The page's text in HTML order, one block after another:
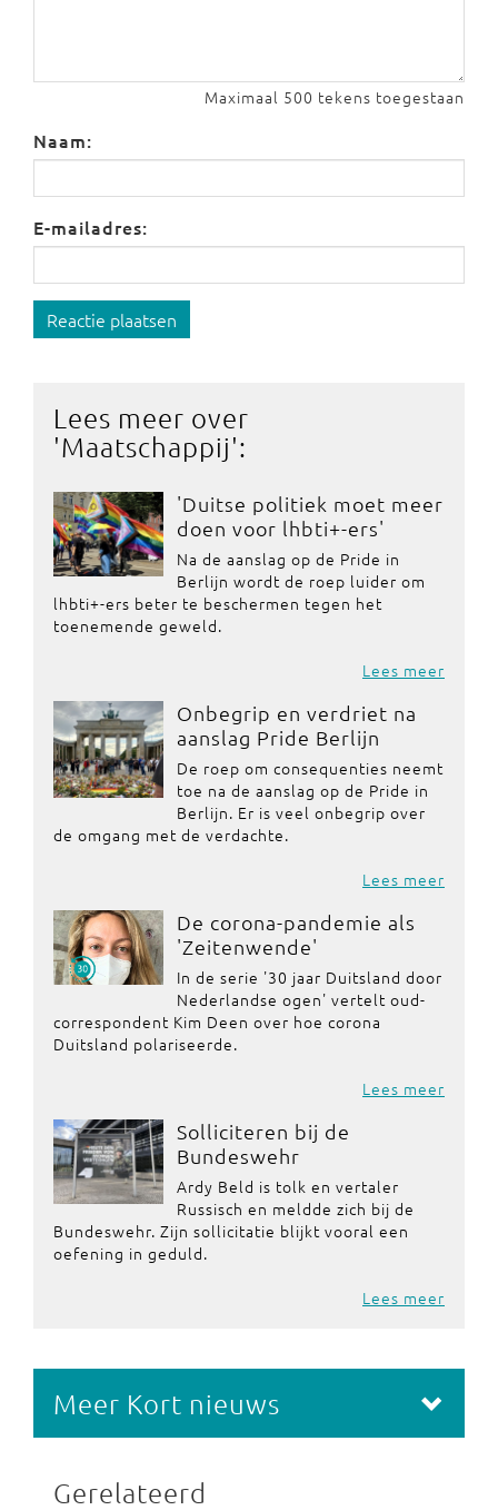
Maximaal 500 tekens toegestaan
Naam:
E-mailadres:
Reactie plaatsen
Lees meer over
'Maatschappij':
'Duitse politiek moet meer
doen voor lhbti+-ers'
Na de aanslag op de Pride in
Berlijn wordt de roep luider om
lhbti+-ers beter te beschermen tegen het
toenemende geweld.
Lees meer
Onbegrip en verdriet na
aanslag Pride Berlijn
De roep om consequenties neemt
toe na de aanslag op de Pride in
Berlijn. Er is veel onbegrip over
de omgang met de verdachte.
Lees meer
De corona-pandemie als
'Zeitenwende'
In de serie '30 jaar Duitsland door
Nederlandse ogen' vertelt oud-
correspondent Kim Deen over hoe corona
Duitsland polariseerde.
Lees meer
Solliciteren bij de
Bundeswehr
Ardy Beld is tolk en vertaler
Russisch en meldde zich bij de
Bundeswehr. Zijn sollicitatie blijkt vooral een
oefening in geduld.
Lees meer
Meer Kort nieuws
Gerelateerd